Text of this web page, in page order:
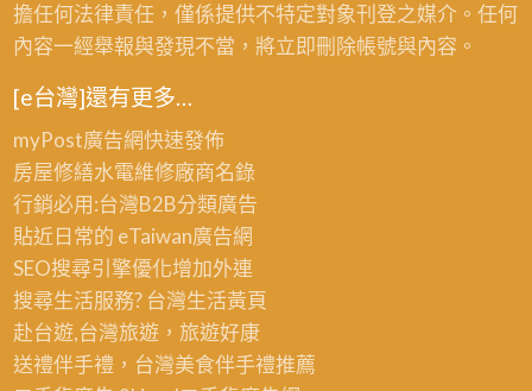
擔任何法律責任，僅係提供不特定對象刊登之媒介。任何
內容一經舉報與發現不當，將立即刪除帳號與內容。
[e台灣]還有更多…
myPost廣告網快速發佈
房屋修繕水電維修廠商名錄
行銷必用:台灣B2B分類廣告
貼近日常的 eTaiwan廣告網
SEO搜尋引擎優化增加外連
搜尋生活服務? 台灣生活黃頁
赴台遊,台灣旅遊，旅遊好康
送禮伴手禮，台灣美食伴手禮推薦